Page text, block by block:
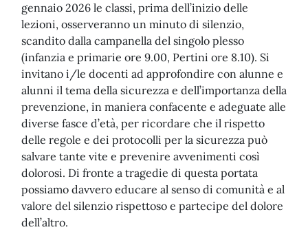
gennaio 2026 le classi, prima dell’inizio delle
lezioni, osserveranno un minuto di silenzio,
scandito dalla campanella del singolo plesso
(infanzia e primarie ore 9.00, Pertini ore 8.10). Si
invitano i/le docenti ad approfondire con alunne e
alunni il tema della sicurezza e dell’importanza della
prevenzione, in maniera confacente e adeguate alle
diverse fasce d’età, per ricordare che il rispetto
delle regole e dei protocolli per la sicurezza può
salvare tante vite e prevenire avvenimenti così
dolorosi. Di fronte a tragedie di questa portata
possiamo davvero educare al senso di comunità e al
valore del silenzio rispettoso e partecipe del dolore
dell’altro.